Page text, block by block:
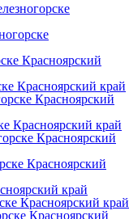
Красноярский
Красноярский край
Красноярский
Красноярский край
Красноярский
Красноярский
край
Красноярский край
Красноярский